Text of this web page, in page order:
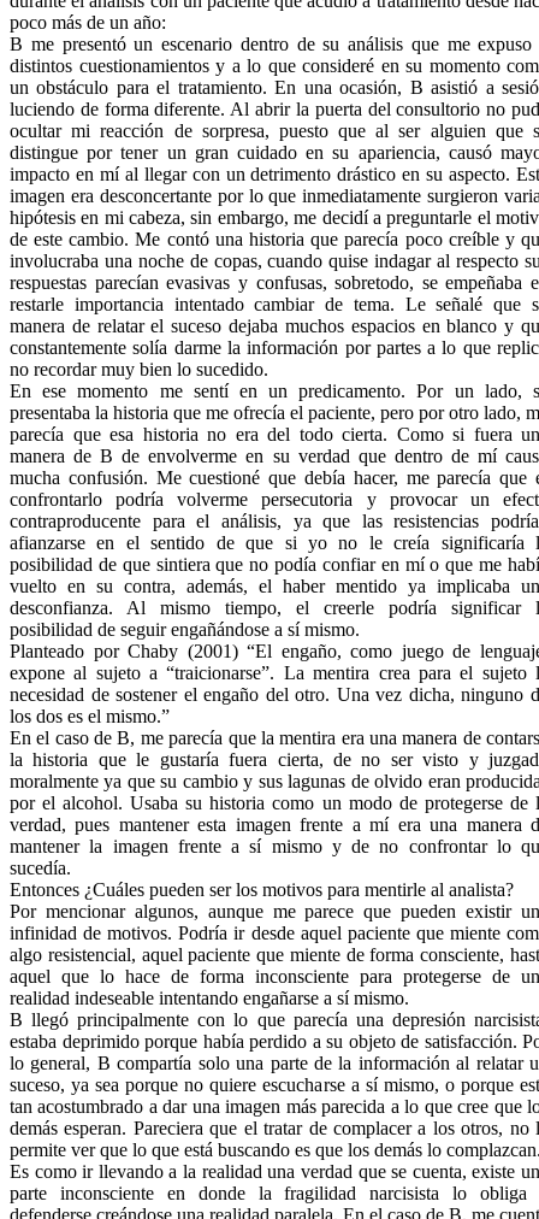
poco más de un año:
B me presentó un escenario dentro de su análisis que me expuso
distintos cuestionamientos y a lo que consideré en su momento
un obstáculo para el tratamiento. En una ocasión, B asistió a
luciendo de forma diferente. Al abrir la puerta del consultorio no
ocultar mi reacción de sorpresa, puesto que al ser alguien que
distingue por tener un gran cuidado en su apariencia, causó
impacto en mí al llegar con un detrimento drástico en su aspecto.
imagen era desconcertante por lo que inmediatamente surgieron
hipótesis en mi cabeza, sin embargo, me decidí a preguntarle el
de este cambio. Me contó una historia que parecía poco creíble y
involucraba una noche de copas, cuando quise indagar al respecto
respuestas parecían evasivas y confusas, sobretodo, se empeñaba
restarle importancia intentado cambiar de tema. Le señalé que
manera de relatar el suceso dejaba muchos espacios en blanco y
constantemente solía darme la información por partes a lo que
no recordar muy bien lo sucedido.
En ese momento me sentí en un predicamento. Por un lado,
presentaba la historia que me ofrecía el paciente, pero por otro lado,
parecía que esa historia no era del todo cierta. Como si fuera
manera de B de envolverme en su verdad que dentro de mí
mucha confusión. Me cuestioné que debía hacer, me parecía que
confrontarlo podría volverme persecutoria y provocar un
contraproducente para el análisis, ya que las resistencias
afianzarse en el sentido de que si yo no le creía significaría
posibilidad de que sintiera que no podía confiar en mí o que me
vuelto en su contra, además, el haber mentido ya implicaba
desconfianza. Al mismo tiempo, el creerle podría significar
posibilidad de seguir engañándose a sí mismo.
Planteado por Chaby (2001) “El engaño, como juego de
expone al sujeto a “traicionarse”. La mentira crea para el sujeto
necesidad de sostener el engaño del otro. Una vez dicha, ninguno
los dos es el mismo.”
En el caso de B, me parecía que la mentira era una manera de
la historia que le gustaría fuera cierta, de no ser visto y
moralmente ya que su cambio y sus lagunas de olvido eran
por el alcohol. Usaba su historia como un modo de protegerse de
verdad, pues mantener esta imagen frente a mí era una manera
mantener la imagen frente a sí mismo y de no confrontar lo
sucedía.
Entonces ¿Cuáles pueden ser los motivos para mentirle al analista?
Por mencionar algunos, aunque me parece que pueden existir
infinidad de motivos. Podría ir desde aquel paciente que miente
algo resistencial, aquel paciente que miente de forma consciente,
aquel que lo hace de forma inconsciente para protegerse de
realidad indeseable intentando engañarse a sí mismo.
B llegó principalmente con lo que parecía una depresión
estaba deprimido porque había perdido a su objeto de satisfacción.
lo general, B compartía solo una parte de la información al relatar
suceso, ya sea porque no quiere escucharse a sí mismo, o porque
tan acostumbrado a dar una imagen más parecida a lo que cree que
demás esperan. Pareciera que el tratar de complacer a los otros, no
permite ver que lo que está buscando es que los demás lo
Es como ir llevando a la realidad una verdad que se cuenta, existe
parte inconsciente en donde la fragilidad narcisista lo obliga
defenderse creándose una realidad paralela. En el caso de B, me